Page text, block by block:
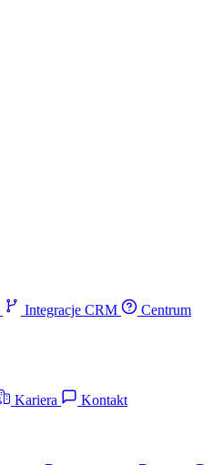
Integracje CRM
Centrum
Kariera Kontakt